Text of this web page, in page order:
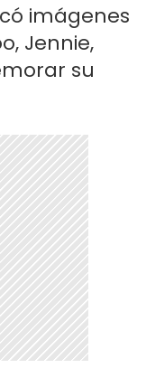
imágenes
Jennie,
su